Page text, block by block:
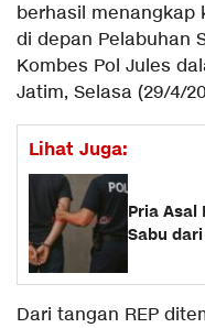
berhasil menangkap
di depan Pelabuhan
Kombes Pol Jules
Jatim, Selasa (29/4/
Lihat Juga:
Pria Asal
Sabu
Dari tangan REP